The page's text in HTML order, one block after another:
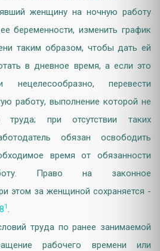
женщину на ночную работу
беременности, изменить график
таким образом, чтобы дать ей
в дневное время, а если это
нецелесообразно, перевести
работу, выполнение которой не
труда; при отсутствии таких
обязан освободить
время от обязанности
Право на законное
этом за женщиной сохраняется -
1.
труда по ранее занимаемой
рабочего времени или